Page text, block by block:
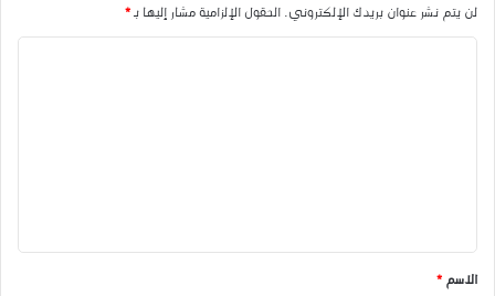
لن يتم نشر عنوان بريدك الإلكتروني. الحقول الإلزامية مشار إليها بـ*
ق
*
الاسم *